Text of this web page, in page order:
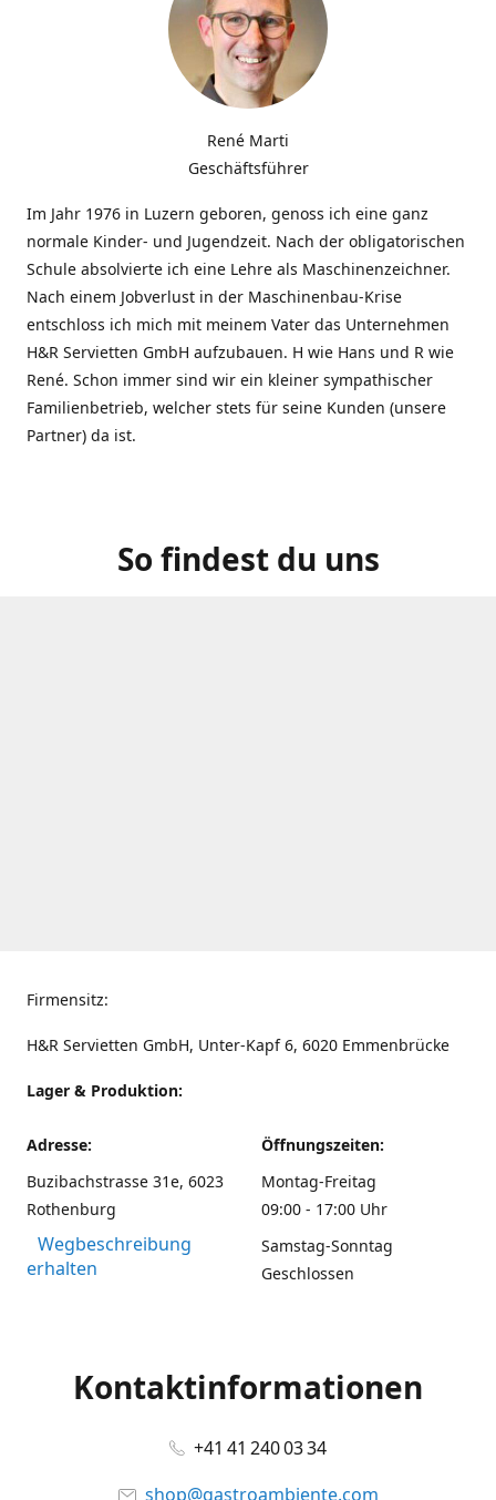
René Marti
Geschäftsführer
Im Jahr 1976 in Luzern geboren, genoss ich eine ganz
normale Kinder- und Jugendzeit. Nach der obligatorischen
Schule absolvierte ich eine Lehre als Maschinenzeichner.
Nach einem Jobverlust in der Maschinenbau-Krise
entschloss ich mich mit meinem Vater das Unternehmen
H&R Servietten GmbH aufzubauen. H wie Hans und R wie
René. Schon immer sind wir ein kleiner sympathischer
Familienbetrieb, welcher stets für seine Kunden (unsere
Partner) da ist.
So findest du uns
Firmensitz:
H&R Servietten GmbH, Unter-Kapf 6, 6020 Emmenbrücke
Lager & Produktion:
Adresse:
Buzibachstrasse 31e, 6023
Rothenburg
Wegbeschreibung
erhalten
Öffnungszeiten:
Montag-Freitag
09:00 - 17:00 Uhr
Samstag-Sonntag
Geschlossen
Kontaktinformationen
+41 41 240 03 34
shop@gastroambiente.com